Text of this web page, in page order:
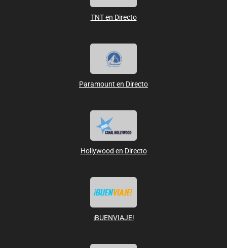
TNT en Directo
Paramount en Directo
Hollywood en Directo
¡BUENVIAJE!